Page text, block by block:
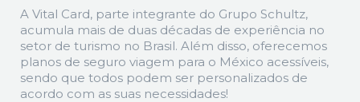
A Vital Card, parte integrante do Grupo Schultz,
acumula mais de duas décadas de experiência no
setor de turismo no Brasil. Além disso, oferecemos
planos de seguro viagem para o México acessíveis,
sendo que todos podem ser personalizados de
acordo com as suas necessidades!